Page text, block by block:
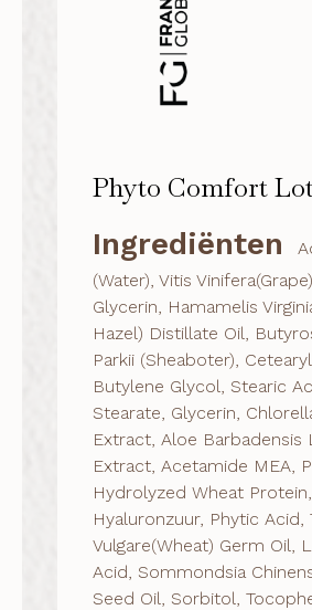
Phyto Comfort
Ingrediënten
(Water), Vitis
Glycerin, Hamamelis
Hazel) Distillate Oil,
Parkii (Sheaboter),
Butylene Glycol, Stearic
Stearate, Glycerin,
Extract, Aloe Barbadensis
Extract, Acetamide MEA,
Hydrolyzed Wheat Protein,
Hyaluronzuur, Phytic Acid,
Vulgare(Wheat) Germ Oil,
Acid, Sommondsia
Seed Oil, Sorbitol,